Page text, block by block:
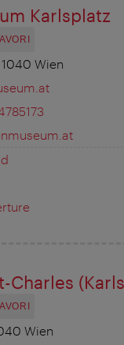
Karlsplatz
Wien
Charles
Wien